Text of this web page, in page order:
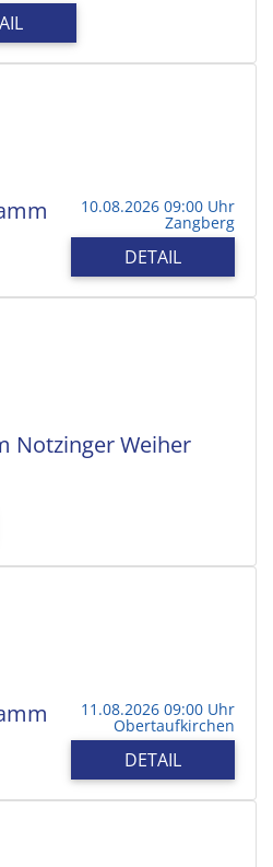
10.08.2026 09:00 Uhr
Zangberg
DETAIL
Notzinger Weiher
11.08.2026 09:00 Uhr
Obertaufkirchen
DETAIL